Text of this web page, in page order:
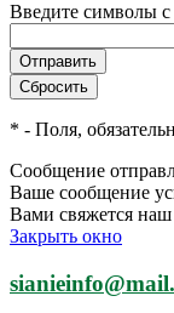
Введите символы с
* - Поля,
Сообщение
Ваше сообщение
Вами свяжется наш
Закрыть окно